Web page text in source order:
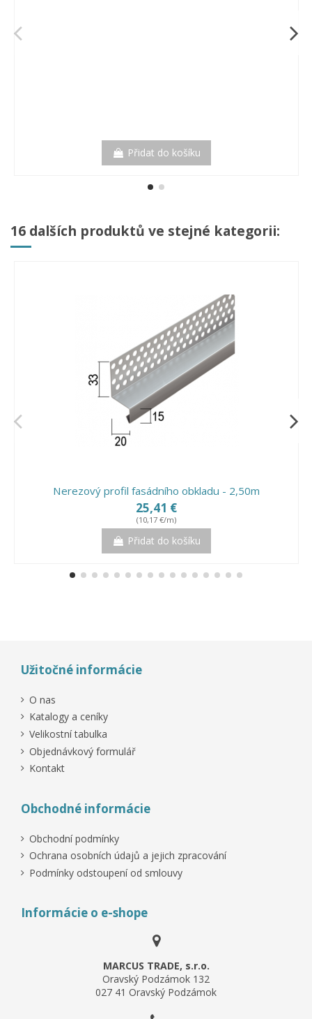
Přidat do košíku
16 dalších produktů ve stejné kategorii:
Nerezový profil fasádního obkladu - 2,50m
25,41 €
(10,17 €/m)
Přidat do košíku
Užitočné informácie
O nas
Katalogy a ceníky
Velikostní tabulka
Objednávkový formulář
Kontakt
Obchodné informácie
Obchodní podmínky
Ochrana osobních údajů a jejich zpracování
Podmínky odstoupení od smlouvy
Informácie o e-shope
MARCUS TRADE, s.r.o.
Oravský Podzámok 132
027 41 Oravský Podzámok